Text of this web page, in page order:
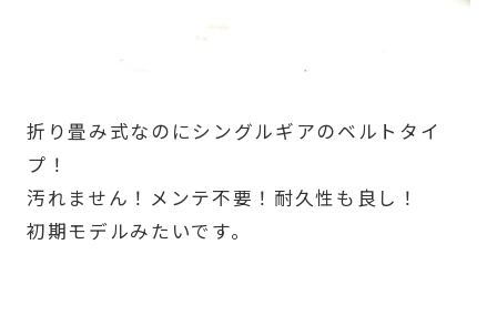
折り畳み式なのにシングルギアのベルトタイ
プ！
汚れません！メンテ不要！耐久性も良し！
初期モデルみたいです。